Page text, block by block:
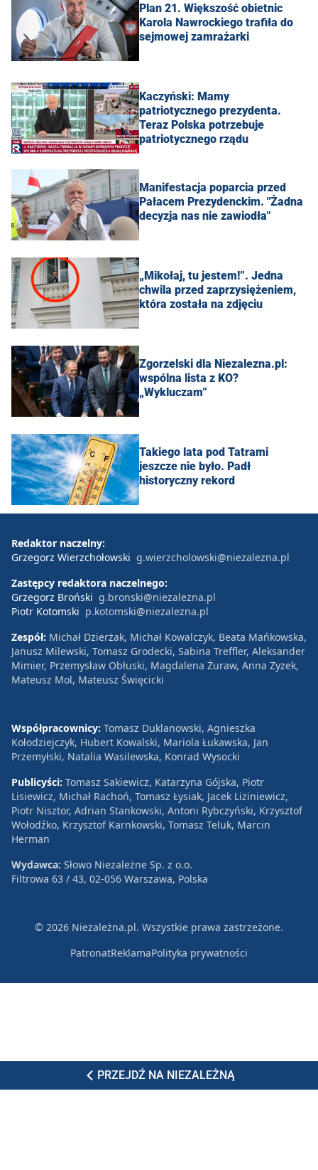
Plan 21. Większość obietnic
Karola Nawrockiego trafiła do
sejmowej zamrażarki
Kaczyński: Mamy
patriotycznego prezydenta.
Teraz Polska potrzebuje
patriotycznego rządu
Manifestacja poparcia przed
Pałacem Prezydenckim. "Żadna
decyzja nas nie zawiodła"
„Mikołaj, tu jestem!”. Jedna
chwila przed zaprzysiężeniem,
która została na zdjęciu
Zgorzelski dla Niezalezna.pl:
wspólna lista z KO?
„Wykluczam”
Takiego lata pod Tatrami
jeszcze nie było. Padł
historyczny rekord
PRZEJDŹ NA NIEZALEŻNĄ
Redaktor naczelny:
Grzegorz Wierzchołowski g.wierzcholowski@niezalezna.pl
Zastępcy redaktora naczelnego:
Grzegorz Broński g.bronski@niezalezna.pl
Piotr Kotomski p.kotomski@niezalezna.pl
Zespół: Michał Dzierżak, Michał Kowalczyk, Beata Mańkowska,
Janusz Milewski, Tomasz Grodecki, Sabina Treffler, Aleksander
Mimier, Przemysław Obłuski, Magdalena Żuraw, Anna Zyzek,
Mateusz Mol, Mateusz Święcicki
Współpracownicy: Tomasz Duklanowski, Agnieszka
Kołodziejczyk, Hubert Kowalski, Mariola Łukawska, Jan
Przemyłski, Natalia Wasilewska, Konrad Wysocki
Publicyści: Tomasz Sakiewicz, Katarzyna Gójska, Piotr
Lisiewicz, Michał Rachoń, Tomasz Łysiak, Jacek Liziniewicz,
Piotr Nisztor, Adrian Stankowski, Antoni Rybczyński, Krzysztof
Wołodźko, Krzysztof Karnkowski, Tomasz Teluk, Marcin
Herman
Wydawca: Słowo Niezależne Sp. z o.o.
Filtrowa 63 / 43, 02-056 Warszawa, Polska
© 2026 Niezależna.pl. Wszystkie prawa zastrzeżone.
PatronatReklamaPolityka prywatności